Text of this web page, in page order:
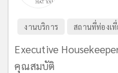
งานบริการ สถานที่ท่องเที่
Executive
คุณสมบัติ